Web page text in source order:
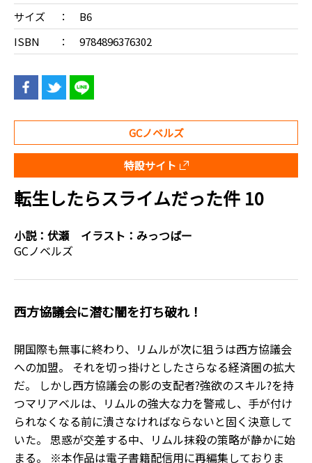
サイズ
B6
ISBN
9784896376302
GCノベルズ
特設サイト
転生したらスライムだった件 10
小説： 伏瀬 イラスト： みっつばー
GCノベルズ
西方協議会に潜む闇を打ち破れ！
開国際も無事に終わり、リムルが次に狙うは西方協議会
への加盟。 それを切っ掛けとしたさらなる経済圏の拡大
だ。 しかし西方協議会の影の支配者?強欲のスキル?を持
つマリアベルは、リムルの強大な力を警戒し、手が付け
られなくなる前に潰さなければならないと固く決意して
いた。 思惑が交差する中、リムル抹殺の策略が静かに始
まる。 ※本作品は電子書籍配信用に再編集しておりま